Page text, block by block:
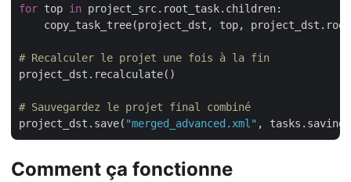
for top in project_src.root_task.children:
copy_task_tree(project_dst, top,
# Recalculer le projet une fois à la fin
project_dst.recalculate()
# Sauvegardez le projet final combiné
project_dst.save( "merged_advanced.xml"
Comment ça fonctionne